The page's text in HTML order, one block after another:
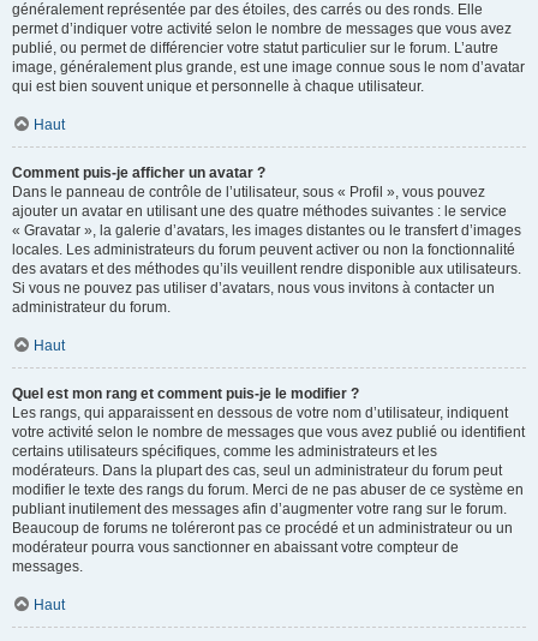
généralement représentée par des étoiles, des carrés ou des ronds. Elle
permet d’indiquer votre activité selon le nombre de messages que vous avez
publié, ou permet de différencier votre statut particulier sur le forum. L’autre
image, généralement plus grande, est une image connue sous le nom d’avatar
qui est bien souvent unique et personnelle à chaque utilisateur.
Haut
Comment puis-je afficher un avatar ?
Dans le panneau de contrôle de l’utilisateur, sous « Profil », vous pouvez
ajouter un avatar en utilisant une des quatre méthodes suivantes : le service
« Gravatar », la galerie d’avatars, les images distantes ou le transfert d’images
locales. Les administrateurs du forum peuvent activer ou non la fonctionnalité
des avatars et des méthodes qu’ils veuillent rendre disponible aux utilisateurs.
Si vous ne pouvez pas utiliser d’avatars, nous vous invitons à contacter un
administrateur du forum.
Haut
Quel est mon rang et comment puis-je le modifier ?
Les rangs, qui apparaissent en dessous de votre nom d’utilisateur, indiquent
votre activité selon le nombre de messages que vous avez publié ou identifient
certains utilisateurs spécifiques, comme les administrateurs et les
modérateurs. Dans la plupart des cas, seul un administrateur du forum peut
modifier le texte des rangs du forum. Merci de ne pas abuser de ce système en
publiant inutilement des messages afin d’augmenter votre rang sur le forum.
Beaucoup de forums ne toléreront pas ce procédé et un administrateur ou un
modérateur pourra vous sanctionner en abaissant votre compteur de
messages.
Haut